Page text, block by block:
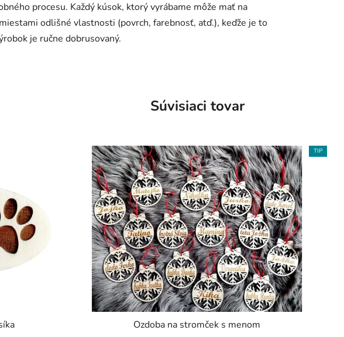
procesu. Každý kúsok, ktorý vyrábame môže mať na
odlišné vlastnosti (povrch, farebnosť, atď.), keďže je to
je ručne dobrusovaný.
Súvisiaci tovar
Ozdoba na stromček s menom
TIP